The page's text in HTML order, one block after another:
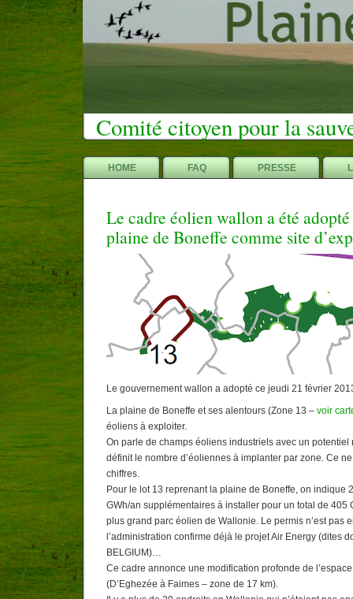
Comité citoyen pour la
HOME FAQ PRESSE
Le cadre éolien wallon a été
plaine de Boneffe comme site
Le gouvernement wallon a adopté ce jeudi 21 février
La plaine de Boneffe et ses alentours (Zone 13 – voir
éoliens à exploiter.
On parle de champs éoliens industriels avec un potentiel
définit le nombre d’éoliennes à implanter par zone. Ce
chiffres.
Pour le lot 13 reprenant la plaine de Boneffe, on indique
GWh/an supplémentaires à installer pour un total de 405
plus grand parc éolien de Wallonie. Le permis n’est pas
l’administration confirme déjà le projet Air Energy (dites
BELGIUM)…
Ce cadre annonce une modification profonde de
(D’Eghezée à Faimes – zone de 17 km).